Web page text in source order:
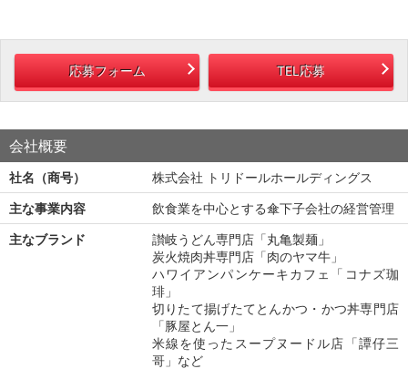
応募フォーム TEL応募
会社概要
社名（商号）
株式会社 トリドールホールディングス
主な事業内容
飲食業を中心とする傘下子会社の経営管理
主なブランド
讃岐うどん専門店「丸亀製麺」
炭火焼肉丼専門店「肉のヤマ牛」
ハワイアンパンケーキカフェ「コナズ珈
琲」
切りたて揚げたてとんかつ・かつ丼専門店
「豚屋とん一」
米線を使ったスープヌードル店「譚仔三
哥」など